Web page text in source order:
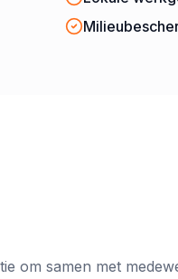
om samen met